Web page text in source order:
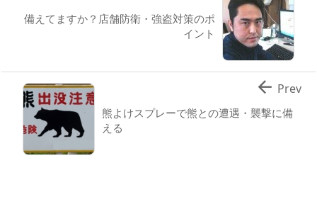
備えてますか？店舗防衛・強盗対策のポ
イント
熊よけスプレーで熊との遭遇・襲撃に備
える
 Prev